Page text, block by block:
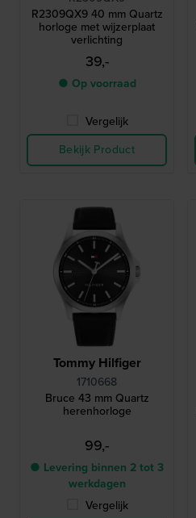
R2309QX9 40 mm Quartz
horloge met wijzerplaat
verlichting
39,-
● Op voorraad
Vergelijk
Bekijk Product
Tommy Hilfiger
1710668
Bruce 43 mm Quartz
herenhorloge
99,-
● Levering binnen 2 tot 3
werkdagen
Vergelijk